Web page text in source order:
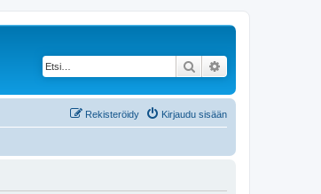
Etsi
Kirjaudu sisään
Rekisteröidy